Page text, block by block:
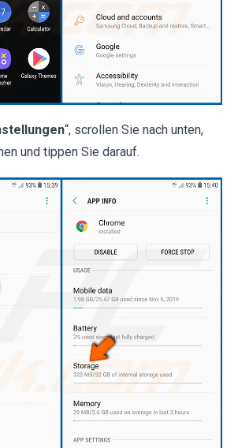
“, scrollen Sie nach unten,
und tippen Sie darauf.